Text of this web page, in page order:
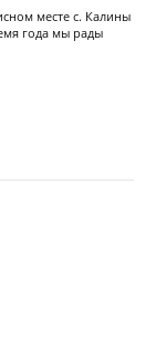
месте с. Калины
года мы рады